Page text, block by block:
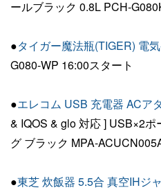
ールブラック 0.8L PCH-
●タイガー魔法瓶(TIGER) 電
G080-WP 16:00スタート
●エレコム USB 充電器 ACア
& IQOS & glo 対応 ] USB×2
グ ブラック MPA-
●東芝 炊飯器 5.5合 真空IHジ